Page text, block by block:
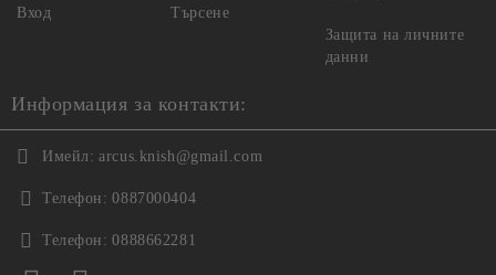
Вход Търсене
Защита на личните
данни
Информация за контакти:
Имейл: arcus.knish@gmail.com
Телефон: 0887000404
Телефон: 0888662281